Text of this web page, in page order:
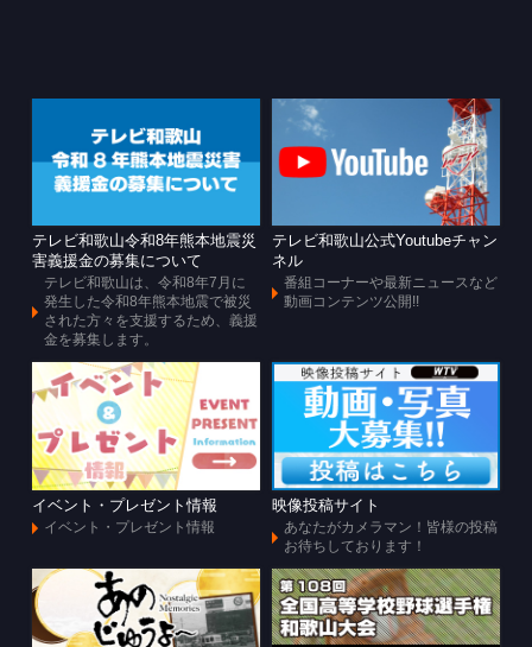
テレビ和歌山令和8年熊本地震災
害義援金の募集について
テレビ和歌山は、令和8年7月に
発生した令和8年熊本地震で被災
された方々を支援するため、義援
金を募集します。
テレビ和歌山公式Youtubeチャン
ネル
番組コーナーや最新ニュースなど
動画コンテンツ公開!!
イベント・プレゼント情報
イベント・プレゼント情報
映像投稿サイト
あなたがカメラマン！皆様の投稿
お待ちしております！